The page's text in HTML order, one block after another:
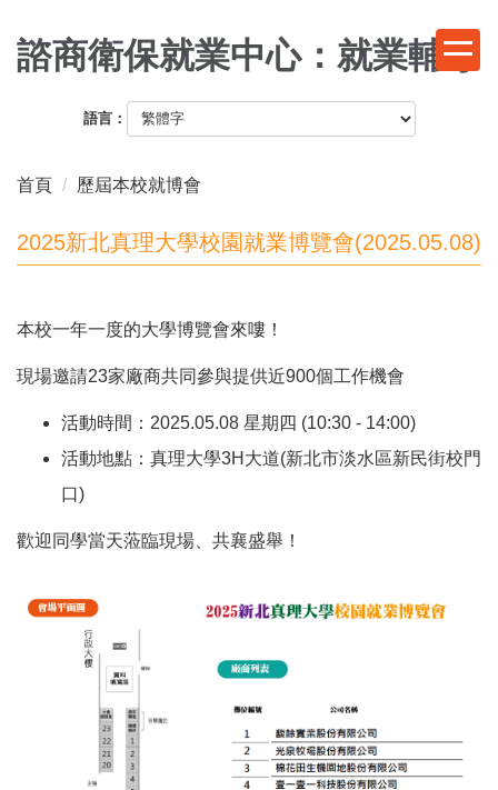
到
主
區
諮商衛保就業中心：就業輔導
語言：
首頁 歷屆本校就博會
2025新北真理大學校園就業博覽會(2025.05.08)
本校一年一度的大學博覽會來嘍！
現場邀請23家廠商共同參與提供近900個工作機會
活動時間：2025.05.08 星期四 (10:30 - 14:00)
活動地點：真理大學3H大道(新北市淡水區新民街校門
口)
歡迎同學當天蒞臨現場、共襄盛舉！